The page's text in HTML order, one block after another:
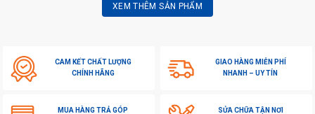
XEM THÊM SẢN PHẨM
CAM KẾT CHẤT LƯỢNG
CHÍNH HÃNG
GIAO HÀNG MIỄN PHÍ
NHANH – UY TÍN
MUA HÀNG TRẢ GÓP SỬA CHỮA TẬN NƠI